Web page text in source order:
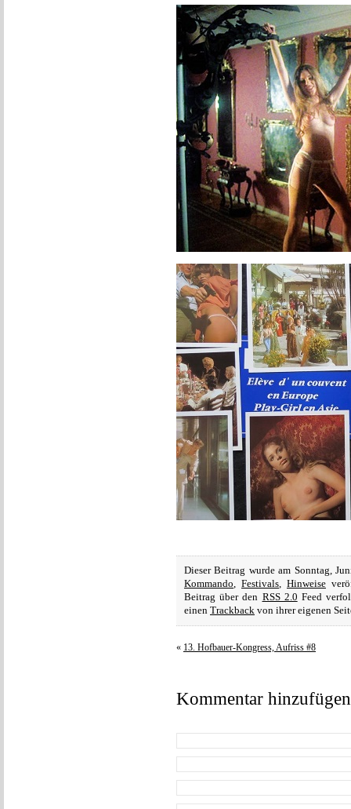
Dieser Beitrag wurde am Sonntag,
Kommando, Festivals, Hinweise
Beitrag über den RSS 2.0 Feed
einen Trackback von ihrer eigenen
« 13. Hofbauer-Kongress, Aufriss #8
Kommentar hinzufügen